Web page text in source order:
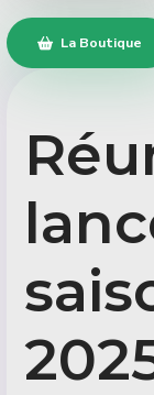
La Boutique